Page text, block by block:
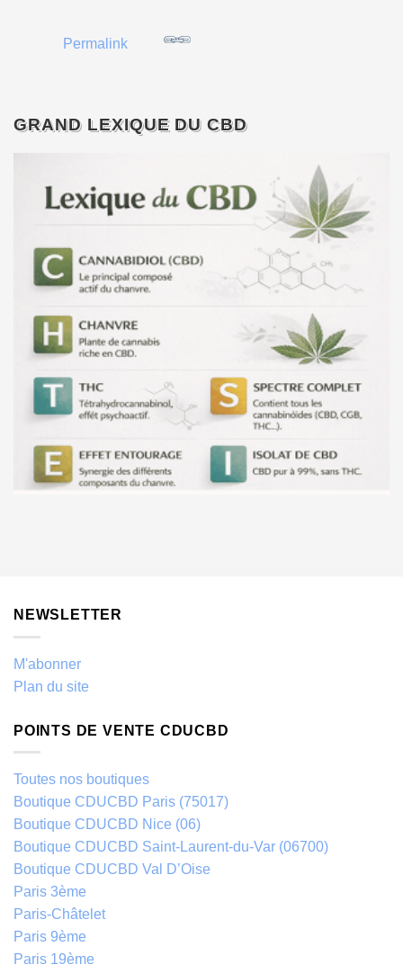
Permalink
GRAND LEXIQUE DU CBD
NEWSLETTER
M'abonner
Plan du site
POINTS DE VENTE CDUCBD
Toutes nos boutiques
Boutique CDUCBD Paris (75017)
Boutique CDUCBD Nice (06)
Boutique CDUCBD Saint-Laurent-du-Var (06700)
Boutique CDUCBD Val D’Oise
Paris 3ème
Paris-Châtelet
Paris 9ème
Paris 19ème